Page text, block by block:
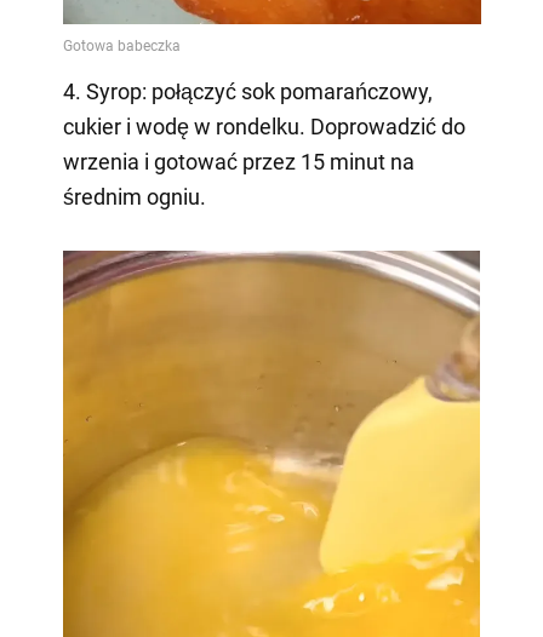
4. Syrop: połączyć sok pomarańczowy,
cukier i wodę w rondelku. Doprowadzić do
wrzenia i gotować przez 15 minut na
średnim ogniu.